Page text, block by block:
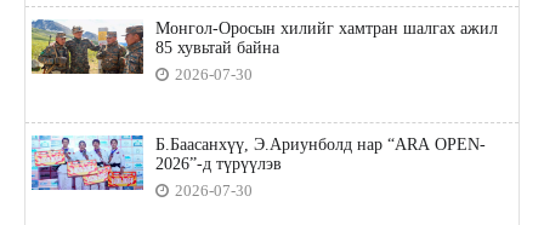
Монгол-Оросын хилийг хамтран шалгах ажил
85 хувьтай байна
2026-07-30
Б.Баасанхүү, Э.Ариунболд нар “ARA OPEN-
2026”-д түрүүлэв
2026-07-30